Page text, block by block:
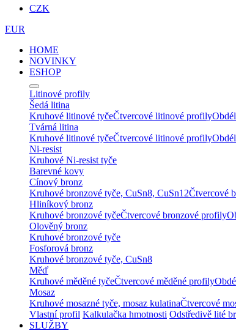
CZK
EUR
HOME
NOVINKY
ESHOP
Litinové profily
Šedá litina
Kruhové litinové tyčeČtvercové litinové profily
Tvárná litina
Kruhové litinové tyčeČtvercové litinové profily
Ni-resist
Kruhové Ni-resist tyče
Barevné kovy
Cínový bronz
Kruhové bronzové tyče, CuSn8, CuSn12Čtvercové
Hliníkový bronz
Kruhové bronzové tyčeČtvercové bronzové profily
Olověný bronz
Kruhové bronzové tyče
Fosforová bronz
Kruhové bronzové tyče, CuSn8
Měď
Kruhové měděné tyčeČtvercové měděné profily
Mosaz
Kruhové mosazné tyče, mosaz kulatinaČtvercové
Vlastní profil Kalkulačka hmotnosti Odstředivě lité
SLUŽBY